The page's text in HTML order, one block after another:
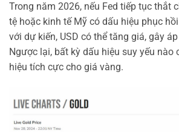
Trong năm 2026, nếu Fed tiếp tục thắt
tệ hoặc kinh tế Mỹ có dấu hiệu phục
với dự kiến, USD có thể tăng giá, gây
Ngược lại, bất kỳ dấu hiệu suy yếu nào
hiệu tích cực cho giá vàng.